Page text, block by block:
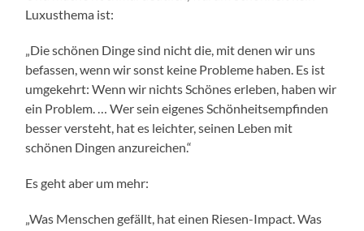
Luxusthema ist:
„Die schönen Dinge sind nicht die, mit denen wir uns
befassen, wenn wir sonst keine Probleme haben. Es ist
umgekehrt: Wenn wir nichts Schönes erleben, haben wir
ein Problem. … Wer sein eigenes Schönheitsempfinden
besser versteht, hat es leichter, seinen Leben mit
schönen Dingen anzureichen.“
Es geht aber um mehr:
„Was Menschen gefällt, hat einen Riesen-Impact. Was